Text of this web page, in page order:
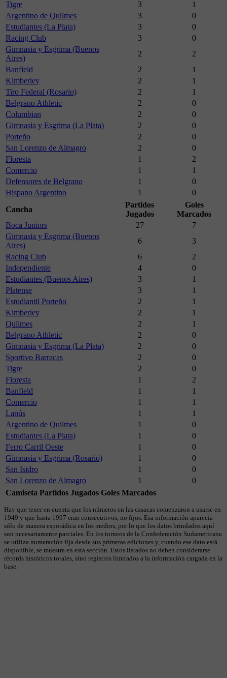
Tigre 3
1
Argentino de Quilmes
3
0
Estudiantes (La Plata)
3
0
Racing Club
3
0
Gimnasia y Esgrima (Buenos
Aires)
2
2
Banfield
2
1
Kimberley
2
1
Tiro Federal (Rosario)
2
1
Belgrano Athletic
2
0
Columbian
2
0
Gimnasia y Esgrima (La Plata)
2
0
Porteño
2
0
San Lorenzo de Almagro
2
0
Floresta
1
2
Comercio
1
1
Defensores de Belgrano
1
0
Hispano Argentino
1
0
Cancha
Partidos
Jugados
Goles
Marcados
Boca Juniors
27
7
Gimnasia y Esgrima (Buenos
Aires)
6
3
Racing Club
6
2
Independiente
4
0
Estudiantes (Buenos Aires)
3
1
Platense
3
1
Estudiantil Porteño
2
1
Kimberley
2
1
Quilmes
2
1
Belgrano Athletic
2
0
Gimnasia y Esgrima (La Plata)
2
0
Sportivo Barracas
2
0
Tigre
2
0
Floresta
1
2
Banfield
1
1
Comercio
1
1
Lanús
1
1
Argentino de Quilmes
1
0
Estudiantes (La Plata)
1
0
Ferro Carril Oeste
1
0
Gimnasia y Esgrima (Rosario)
1
0
San Isidro
1
0
San Lorenzo de Almagro
1
0
Camiseta Partidos Jugados Goles Marcados
Hay que tener en cuenta que los números en las casacas comenzaron a usarse en
1949 y que hasta 1997 eran consecutivos, no fijos. Esa información aparecía
sólo de manera esporádica en los medios, por lo que los datos brindados aquí
son necesariamente parciales. En los torneos de la Confederación Sudamericana
se utiliza numeración fija desde sus primeras ediciones y, cuando ese dato está
disponible, se muestra en esta sección. Estos listados no deben considerarse
récords históricos totales, sino registros limitados a la información cargada en la
base.